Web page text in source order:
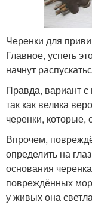
Черенки для
Главное, успеть
начнут
Правда, вариант
так как велика
черенки, которые,
Впрочем,
определить на
основания
повреждённых
у живых она